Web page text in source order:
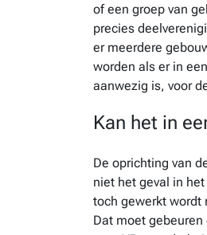
of een groep van
precies
er meerdere
worden als er in
aanwezig is, voor
Kan het in
De oprichting van
niet het geval in
toch gewerkt wordt
Dat moet